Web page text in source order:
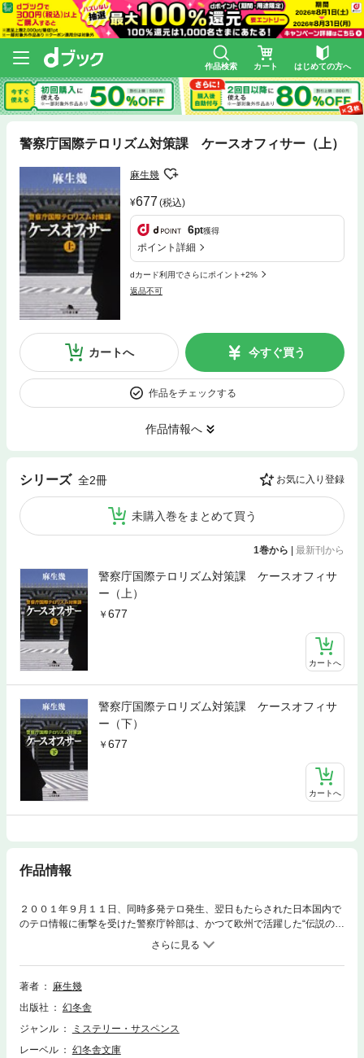
作品検索 カート はじめての方へ
警察庁国際テロリズム対策課 ケースオフィサー（上）
麻生幾
677 (税込)
6pt獲得
ポイント詳細
dカード利用でさらにポイント+2%
返品不可
カートへ 今すぐ買う
作品をチェックする
作品情報へ
シリーズ 全2冊 お気に入り登録
未購入巻をまとめて買う
1巻から | 最新刊から
警察庁国際テロリズム対策課 ケースオフィサ
ー（上）
677
カートへ
警察庁国際テロリズム対策課 ケースオフィサ
ー（下）
677
カートへ
作品情報
２００１年９月１１日、同時多発テロ発生、翌日もたらされた日本国内で
のテロ情報に衝撃を受けた警察庁幹部は、かつて欧州で活躍した“伝説のテ
ロハンター”を静岡県警から呼び戻そうとする。そして彼が運営していたス
パイ“Ｖ”を目覚めさせようと試みるが……。日本警察が行ってきた国際テ
ロ捜査の現実をリアルに描き切る警察小説の決定版。
著者
麻生幾
出版社
幻冬舎
ジャンル
ミステリー・サスペンス
レーベル
幻冬舎文庫